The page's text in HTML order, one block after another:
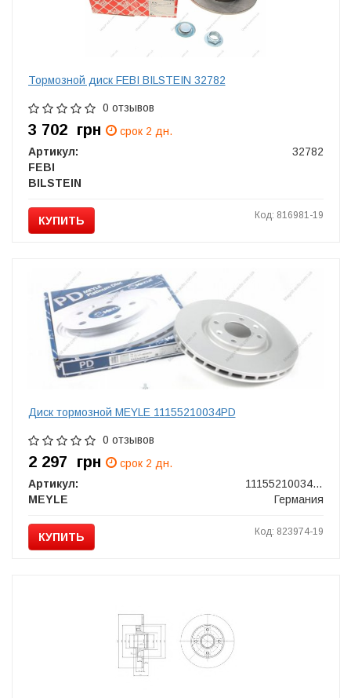
Тормозной диск FEBI BILSTEIN 32782
0 отзывов
3 702 грн
срок 2 дн.
Артикул:
32782
FEBI
BILSTEIN
КУПИТЬ Код: 816981-19
Диск тормозной MEYLE 11155210034PD
0 отзывов
2 297 грн
срок 2 дн.
Артикул:
11155210034PD
MEYLE
Германия
КУПИТЬ Код: 823974-19